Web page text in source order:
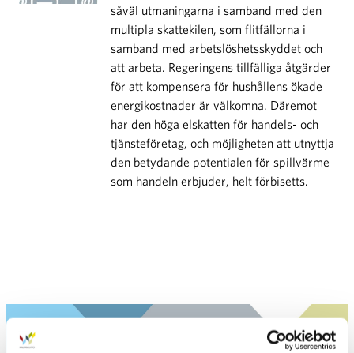
såväl utmaningarna i samband med den
multipla skattekilen, som flitfällorna i
samband med arbetslöshetsskyddet och
att arbeta. Regeringens tillfälliga åtgärder
för att kompensera för hushållens ökade
energikostnader är välkomna. Däremot
har den höga elskatten för handels- och
tjänsteföretag, och möjligheten att utnyttja
den betydande potentialen för spillvärme
som handeln erbjuder, helt förbisetts.
Arkiv